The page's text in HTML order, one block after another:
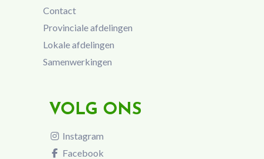
Contact
Provinciale afdelingen
Lokale afdelingen
Samenwerkingen
VOLG ONS
Instagram
Facebook